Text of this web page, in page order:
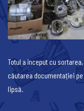
Totul a început cu
căutarea documentației
lipsă.